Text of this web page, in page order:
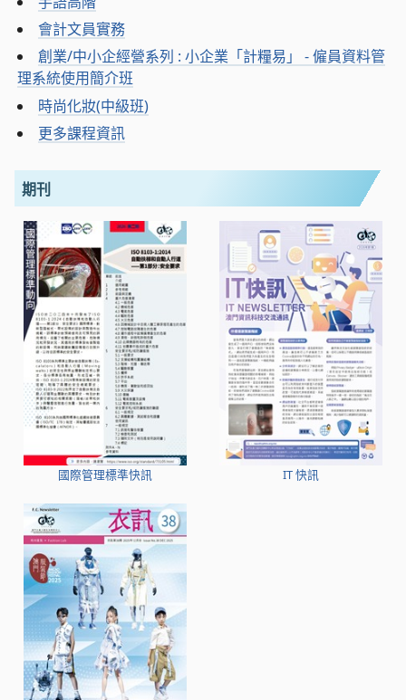
會計文員實務
創業/中小企經營系列 : 小企業「計糧易」 - 僱員資料管
理系統使用簡介班
時尚化妝(中級班)
更多課程資訊
期刊
國際管理標準快訊 IT 快訊